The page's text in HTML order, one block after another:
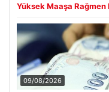
Yüksek Maaşa
09/08/2026